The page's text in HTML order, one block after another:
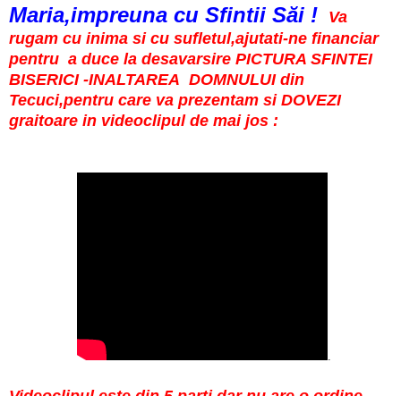
Maria,impreuna cu Sfintii Săi !
Va
rugam cu inima si cu sufletul,ajutati-ne financiar
pentru a duce la desavarsire PICTURA SFINTEI
BISERICI -INALTAREA DOMNULUI din
Tecuci,pentru care va prezentam si DOVEZI
graitoare in videoclipul de mai jos :